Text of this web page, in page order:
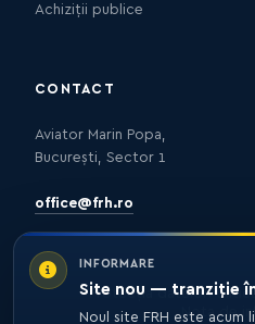
INFORMARE
Site nou — tranziție
Noul site FRH este acum
Achiziții publice
CONTACT
Aviator Marin Popa,
București, Sector 1
office@frh.ro
Protecția datelor
Nota de